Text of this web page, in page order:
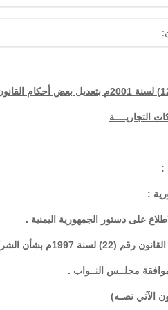
التجاريــــة
:
:
على دستور الجمهورية اليمنية .
بشأن الشركات التجارية .
مجلــس النــواب .
الآتي نصـه)